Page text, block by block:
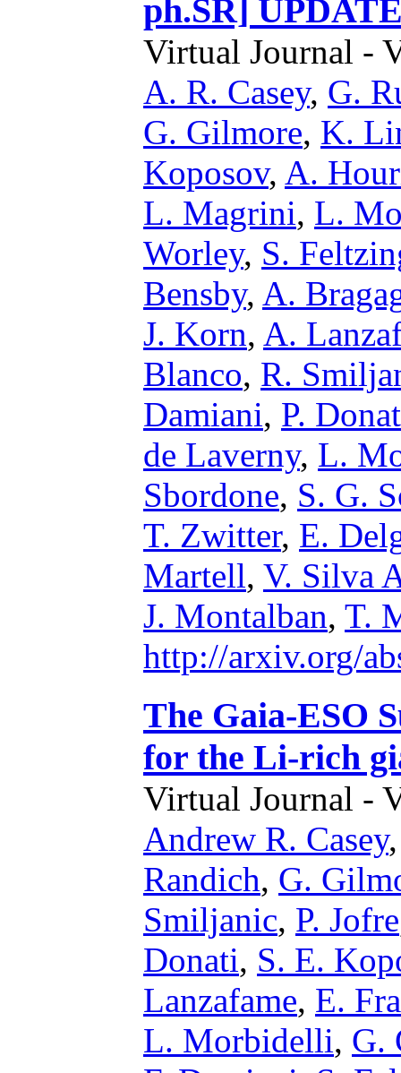
ph.SR]
Virtual Journal -
A. R. Casey, G.
G. Gilmore, K.
Koposov, A.
L. Magrini, L.
Worley, S.
Bensby, A.
J. Korn, A.
Blanco, R.
Damiani, P.
de Laverny, L.
Sbordone, S. G.
T. Zwitter, E.
Martell, V. Silva
J. Montalban, T.
http://arxiv.org/
The Gaia-ESO
for the Li-rich
Virtual Journal -
Andrew R. Casey
Randich, G.
Smiljanic, P. Jofre
Donati, S. E.
Lanzafame, E.
L. Morbidelli, G.